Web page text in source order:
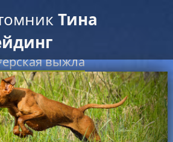
Тина
выжла
RU EN